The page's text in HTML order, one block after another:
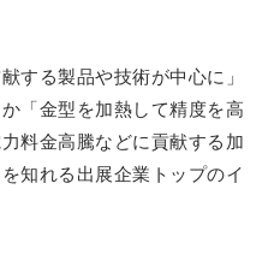
する製品や技術が中心に」
「金型を加熱して精度を高
料金高騰などに貢献する加
知れる出展企業トップのイ